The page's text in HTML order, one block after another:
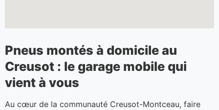
Pneus montés à domicile au
Creusot : le garage mobile qui
vient à vous
Au cœur de la communauté Creusot-Montceau, faire